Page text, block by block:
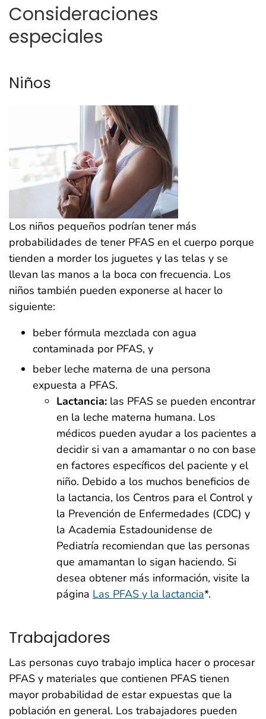
Consideraciones
especiales
Niños
Los niños pequeños podrían tener más
probabilidades de tener PFAS en el cuerpo porque
tienden a morder los juguetes y las telas y se
llevan las manos a la boca con frecuencia. Los
niños también pueden exponerse al hacer lo
siguiente:
beber fórmula mezclada con agua
contaminada por PFAS, y
beber leche materna de una persona
expuesta a PFAS.
Lactancia: las PFAS se pueden encontrar
en la leche materna humana. Los
médicos pueden ayudar a los pacientes a
decidir si van a amamantar o no con base
en factores específicos del paciente y el
niño. Debido a los muchos beneficios de
la lactancia, los Centros para el Control y
la Prevención de Enfermedades (CDC) y
la Academia Estadounidense de
Pediatría recomiendan que las personas
que amamantan lo sigan haciendo. Si
desea obtener más información, visite la
página Las PFAS y la lactancia*.
Trabajadores
Las personas cuyo trabajo implica hacer o procesar
PFAS y materiales que contienen PFAS tienen
mayor probabilidad de estar expuestas que la
población en general. Los trabajadores pueden